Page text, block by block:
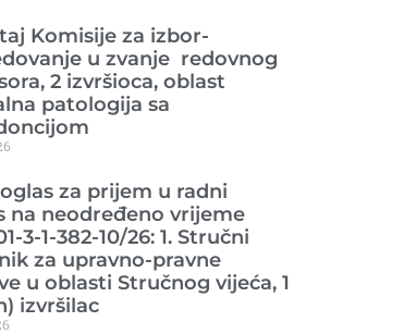
Komisije za izbor-
u zvanje redovnog
2 izvršioca, oblast
patologija sa
za prijem u radni
na neodređeno vrijeme
3-1-382-10/26: 1. Stručni
za upravno-pravne
u oblasti Stručnog vijeća, 1
izvršilac